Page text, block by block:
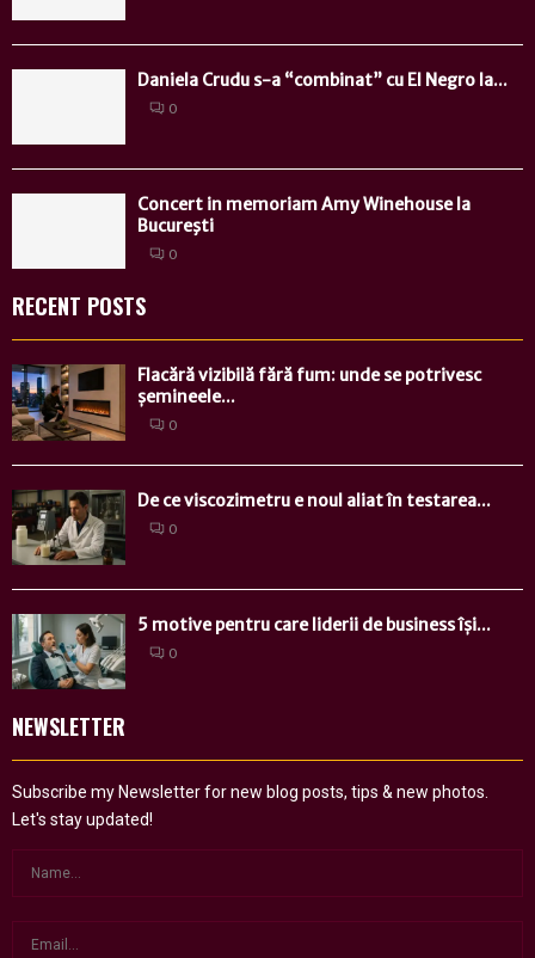
Daniela Crudu s-a “combinat” cu El Negro la...
0
Concert in memoriam Amy Winehouse la
Bucureşti
0
RECENT POSTS
Flacără vizibilă fără fum: unde se potrivesc
șemineele...
0
De ce viscozimetru e noul aliat în testarea...
0
5 motive pentru care liderii de business își...
0
NEWSLETTER
Subscribe my Newsletter for new blog posts, tips & new photos.
Let's stay updated!